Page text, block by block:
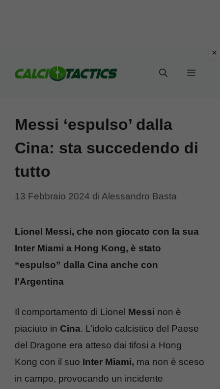
Menu
Messi ‘espulso’ dalla
Cina: sta succedendo di
tutto
13 Febbraio 2024 di Alessandro Basta
Lionel Messi, che non giocato con la sua
Inter Miami a Hong Kong, è stato
“espulso” dalla Cina anche con
l’Argentina
Il comportamento di Lionel Messi non è
piaciuto in Cina. L’idolo calcistico del Paese
del Dragone era atteso dai tifosi a Hong
Kong con il suo Inter Miami, ma non è sceso
in campo, provocando un incidente